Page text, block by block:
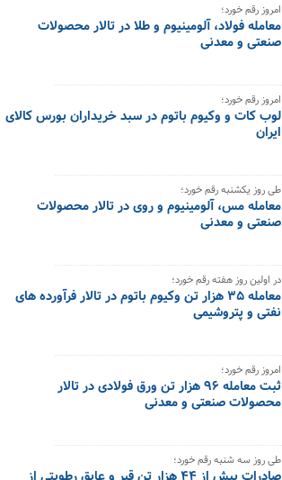
امروز رقم خورد؛
معامله فولاد، آلومینیوم و طلا در تالار محصولات
صنعتی و معدنی
امروز رقم خورد؛
لوب کات و وکیوم باتوم در سبد خریداران بورس کالای
ایران
طی روز یکشنبه رقم خورد؛
معامله مس، آلومینیوم و روی در تالار محصولات
صنعتی و معدنی
در اولین روز هفته رقم خورد؛
معامله ۳۵ هزار تن وکیوم باتوم در تالار فرآورده های
نفتی و پتروشیمی
امروز رقم خورد؛
ثبت معامله ۹۶ هزار تن ورق فولادی در تالار
محصولات صنعتی و معدنی
طی روز سه شنبه رقم خورد؛